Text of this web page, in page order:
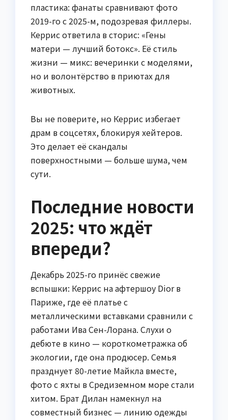
пластика: фанаты сравнивают фото
2019-го с 2025-м, подозревая филлеры.
Керрис ответила в сторис: «Гены
матери — лучший ботокс». Её стиль
жизни — микс: вечеринки с моделями,
но и волонтёрство в приютах для
животных.
Вы не поверите, но Керрис избегает
драм в соцсетях, блокируя хейтеров.
Это делает её скандалы
поверхностными — больше шума, чем
сути.
Последние новости
2025: что ждёт
впереди?
Декабрь 2025-го принёс свежие
вспышки: Керрис на афтершоу Dior в
Париже, где её платье с
металлическими вставками сравнили с
работами Ива Сен-Лорана. Слухи о
дебюте в кино — короткометражка об
экологии, где она продюсер. Семья
празднует 80-летие Майкла вместе,
фото с яхты в Средиземном море стали
хитом. Брат Дилан намекнул на
совместный бизнес — линию одежды